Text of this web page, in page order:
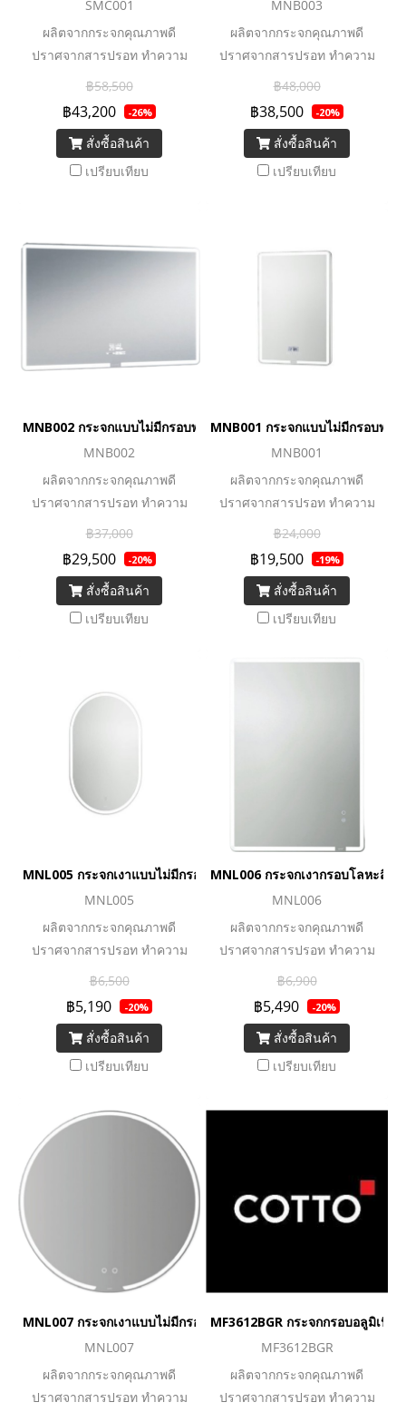
SMC001
ผลิตจากกระจกคุณภาพดี
ปราศจากสารปรอท ทำความ
สะอาดง่าย อายุหลอด LED
ยาวนานถึง 36,000 ชม. และ
ประหยัดพลังงาน ลำโพงบลูทูธ
และระบบไล่ฝ้า
฿58,500
฿43,200 -26%
สั่งซื้อสินค้า
เปรียบเทียบ
MNB003
ผลิตจากกระจกคุณภาพดี
ปราศจากสารปรอท ทำความ
สะอาดง่าย อายุหลอด LED
ยาวนานถึง 36,000 ชม. และ
ประหยัดพลังงาน ลำโพงบลูทูธ
และระบบไล่ฝ้า
฿48,000
฿38,500 -20%
สั่งซื้อสินค้า
เปรียบเทียบ
MNB002 กระจกแบบไม่มีกรอบพร้อมไฟ LED ลำโพงบลูทูธและระบบไ
MNB002
ผลิตจากกระจกคุณภาพดี
ปราศจากสารปรอท ทำความ
สะอาดง่าย อายุหลอด LED
ยาวนานถึง 36,000 ชม. และ
ประหยัดพลังงาน ลำโพงบลูทูธ
และระบบไล่ฝ้า
฿37,000
฿29,500 -20%
สั่งซื้อสินค้า
เปรียบเทียบ
MNB001 กระจกแบบไม่มีกรอบพร้
MNB001
ผลิตจากกระจกคุณภาพดี
ปราศจากสารปรอท ทำความ
สะอาดง่าย อายุหลอด LED
ยาวนานถึง 36,000 ชม. และ
ประหยัดพลังงาน ลำโพงบลูทูธ
และระบบไล่ฝ้า
฿24,000
฿19,500 -19%
สั่งซื้อสินค้า
เปรียบเทียบ
MNL005 กระจกเงาแบบไม่มีกรอบพร้อมไฟ LED ระบบไล่ฝ้า 600 x
MNL005
ผลิตจากกระจกคุณภาพดี
ปราศจากสารปรอท ทำความ
สะอาดง่าย อายุหลอด LED
ยาวนานถึง 36,000 ชม. และ
ประหยัดพลังงาน
฿6,500
฿5,190 -20%
สั่งซื้อสินค้า
เปรียบเทียบ
MNL006 กระจกเงากรอบโลหะสี
MNL006
ผลิตจากกระจกคุณภาพดี
ปราศจากสารปรอท ทำความ
สะอาดง่าย อายุหลอด LED
ยาวนานถึง 36,000 ชม. และ
ประหยัดพลังงาน
฿6,900
฿5,490 -20%
สั่งซื้อสินค้า
เปรียบเทียบ
MNL007 กระจกเงาแบบไม่มีกรอบ พร้อมไฟ LED และระบบไล่ฝ้า 800
MNL007
ผลิตจากกระจกคุณภาพดี
ปราศจากสารปรอท ทำความ
MF3612BGR กระจกกรอบอลูมิเนี
MF3612BGR
ผลิตจากกระจกคุณภาพดี
ปราศจากสารปรอท ทำความ